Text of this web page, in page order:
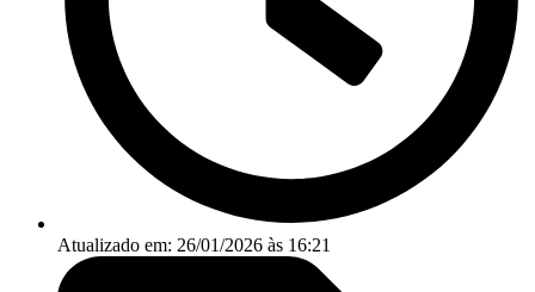
Atualizado em: 26/01/2026 às 16:21